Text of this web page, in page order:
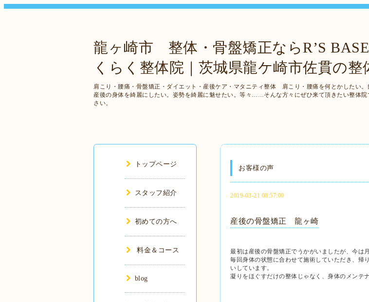
龍ヶ崎市 整体・骨盤矯正ならR’S
くらく整体院｜茨城県龍ケ崎市佐貫の
肩こり・腰痛・骨盤矯正・ダイエット・産後ケア・マタニティ整体 肩こり・腰痛を何とかしたい
産後の身体を綺麗にしたい。姿勢を綺麗に魅せたい。等々……そんな方々にぜひ来て頂きたい整体
さい。
お客様の声
2019-03-21 08:57:00
産後の骨盤矯正 龍ヶ崎
最初は産後の骨盤矯正でうかがいましたが、今は
毎回身体の状態に合わせて施術していただき、帰
いしています。
凝りをほぐすだけの整体じゃなく、身体のメンテ
トップページ
スタッフ紹介
初めての方へ
料金＆コース
blog